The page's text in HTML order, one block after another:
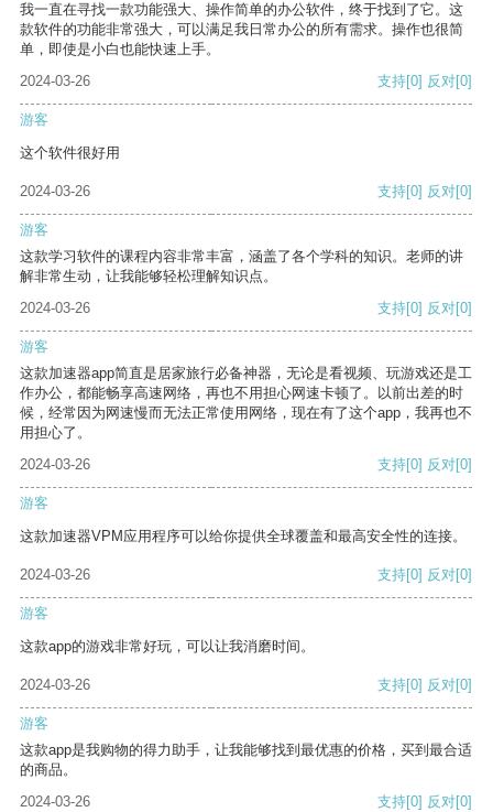
我一直在寻找一款功能强大、操作简单的办公软件，终于找到了它。这
款软件的功能非常强大，可以满足我日常办公的所有需求。操作也很简
单，即使是小白也能快速上手。
2024-03-26
支持[0] 反对[0]
游客
这个软件很好用
2024-03-26 支持[0] 反对[0]
游客
这款学习软件的课程内容非常丰富，涵盖了各个学科的知识。老师的讲
解非常生动，让我能够轻松理解知识点。
2024-03-26
支持[0] 反对[0]
游客
这款加速器app简直是居家旅行必备神器，无论是看视频、玩游戏还是工
作办公，都能畅享高速网络，再也不用担心网速卡顿了。以前出差的时
候，经常因为网速慢而无法正常使用网络，现在有了这个app，我再也不
用担心了。
2024-03-26
支持[0] 反对[0]
游客
这款加速器VPM应用程序可以给你提供全球覆盖和最高安全性的连接。
2024-03-26 支持[0] 反对[0]
游客
这款app的游戏非常好玩，可以让我消磨时间。
2024-03-26 支持[0] 反对[0]
游客
这款app是我购物的得力助手，让我能够找到最优惠的价格，买到最合适
的商品。
2024-03-26
支持[0] 反对[0]